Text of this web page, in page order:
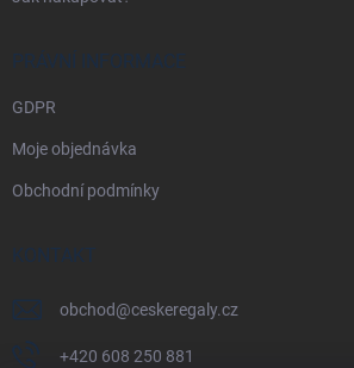
PRÁVNÍ INFORMACE
GDPR
Moje objednávka
Obchodní podmínky
KONTAKT
obchod@ceskeregaly.cz
+420 608 250 881